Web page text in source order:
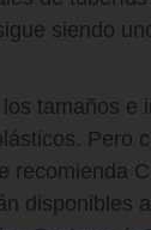
siendo
tamaños
Pero
recomienda
disponibles